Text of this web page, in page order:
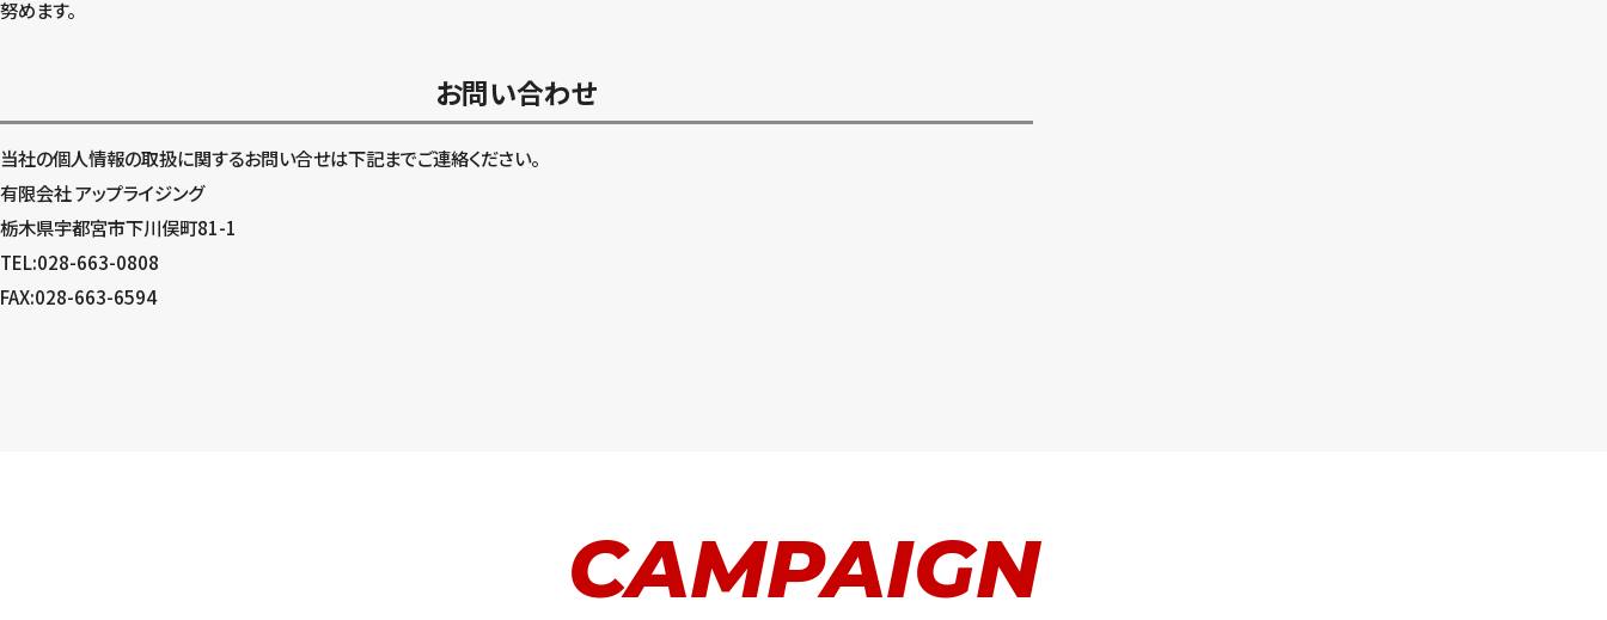
努めます。
お問い合わせ
当社の個人情報の取扱に関するお問い合せは下記までご連絡ください。
有限会社 アップライジング
栃木県宇都宮市下川俣町81-1
TEL:028-663-0808
FAX:028-663-6594
CAMPAIGN